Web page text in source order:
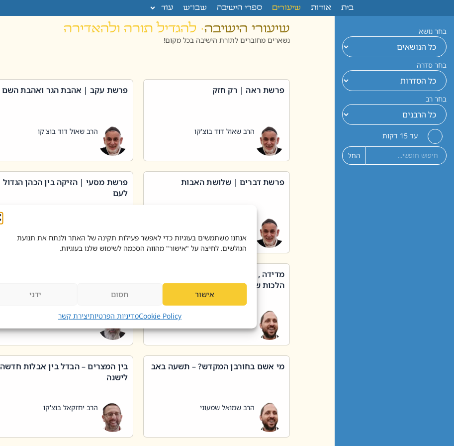
אנחנו משתמשים בעוגיות כדי לאפשר פעילות תקינה של האתר ולנתח את תנועת
הגולשים. לחיצה על "אישור" מהווה הסכמה לשימוש שלנו בעוגיות.
אישור חסום ידני
Cookie Policyמדיניות הפרטיותיצירת קשר
בית אודות שיעורים ספרי הישיבה שבו”ש עוד
בחר נושא
בחר סדרה
בחר רב
עד 15 דקות
החל
שיעורי הישיבה· להגדיל תורה ולהאדירה
נשארים מחוברים לתורת הישיבה בכל מקום!
פרשת ראה | רק חזק
הרב שאול דוד בוצ'קו
פרשת עקב | אהבת הגר ואהבת השם
הרב שאול דוד בוצ'קו
פרשת דברים | שלושת האבות
פרשת מסעי | הזיקה בין הכהן הגדול
לעם
מדידה , קניה , שטיפת כלים בשבת –
הלכות שבת – סימן שכג
הרב יאיר בידני
מי אשם בחורבן המקדש? – תשעה באב
הרב שמואל שמעוני
בין המצרים – הבדל בין אבלות חדשה
לישנה
הרב יחזקאל בוצ'קו